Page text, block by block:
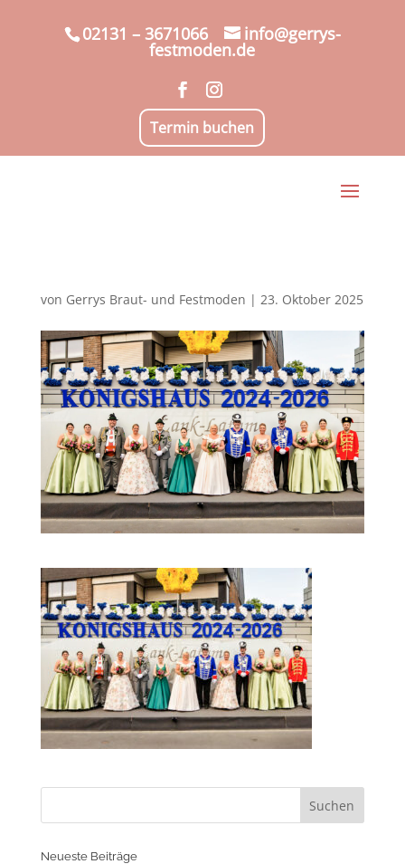
02131 – 3671066 info@gerrys-
festmoden.de
Termin buchen
von Gerrys Braut- und Festmoden | 23. Oktober 2025
Neueste Beiträge